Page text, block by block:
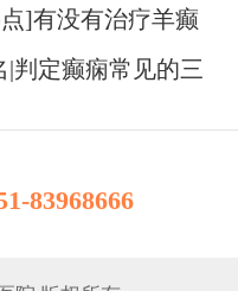
]有没有治疗羊癫
判定癫痫常见的三
83968666